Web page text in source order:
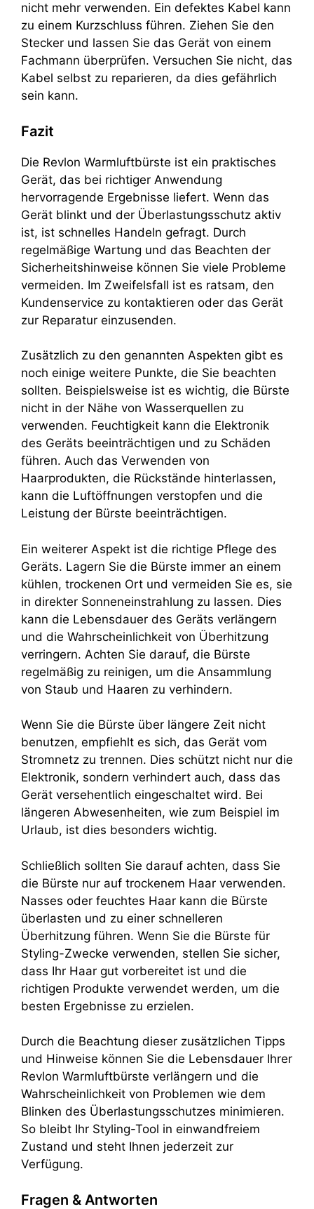
nicht mehr verwenden. Ein defektes Kabel kann
zu einem Kurzschluss führen. Ziehen Sie den
Stecker und lassen Sie das Gerät von einem
Fachmann überprüfen. Versuchen Sie nicht, das
Kabel selbst zu reparieren, da dies gefährlich
sein kann.
Fazit
Die Revlon Warmluftbürste ist ein praktisches
Gerät, das bei richtiger Anwendung
hervorragende Ergebnisse liefert. Wenn das
Gerät blinkt und der Überlastungsschutz aktiv
ist, ist schnelles Handeln gefragt. Durch
regelmäßige Wartung und das Beachten der
Sicherheitshinweise können Sie viele Probleme
vermeiden. Im Zweifelsfall ist es ratsam, den
Kundenservice zu kontaktieren oder das Gerät
zur Reparatur einzusenden.
Zusätzlich zu den genannten Aspekten gibt es
noch einige weitere Punkte, die Sie beachten
sollten. Beispielsweise ist es wichtig, die Bürste
nicht in der Nähe von Wasserquellen zu
verwenden. Feuchtigkeit kann die Elektronik
des Geräts beeinträchtigen und zu Schäden
führen. Auch das Verwenden von
Haarprodukten, die Rückstände hinterlassen,
kann die Luftöffnungen verstopfen und die
Leistung der Bürste beeinträchtigen.
Ein weiterer Aspekt ist die richtige Pflege des
Geräts. Lagern Sie die Bürste immer an einem
kühlen, trockenen Ort und vermeiden Sie es, sie
in direkter Sonneneinstrahlung zu lassen. Dies
kann die Lebensdauer des Geräts verlängern
und die Wahrscheinlichkeit von Überhitzung
verringern. Achten Sie darauf, die Bürste
regelmäßig zu reinigen, um die Ansammlung
von Staub und Haaren zu verhindern.
Wenn Sie die Bürste über längere Zeit nicht
benutzen, empfiehlt es sich, das Gerät vom
Stromnetz zu trennen. Dies schützt nicht nur die
Elektronik, sondern verhindert auch, dass das
Gerät versehentlich eingeschaltet wird. Bei
längeren Abwesenheiten, wie zum Beispiel im
Urlaub, ist dies besonders wichtig.
Schließlich sollten Sie darauf achten, dass Sie
die Bürste nur auf trockenem Haar verwenden.
Nasses oder feuchtes Haar kann die Bürste
überlasten und zu einer schnelleren
Überhitzung führen. Wenn Sie die Bürste für
Styling-Zwecke verwenden, stellen Sie sicher,
dass Ihr Haar gut vorbereitet ist und die
richtigen Produkte verwendet werden, um die
besten Ergebnisse zu erzielen.
Durch die Beachtung dieser zusätzlichen Tipps
und Hinweise können Sie die Lebensdauer Ihrer
Revlon Warmluftbürste verlängern und die
Wahrscheinlichkeit von Problemen wie dem
Blinken des Überlastungsschutzes minimieren.
So bleibt Ihr Styling-Tool in einwandfreiem
Zustand und steht Ihnen jederzeit zur
Verfügung.
Fragen & Antworten